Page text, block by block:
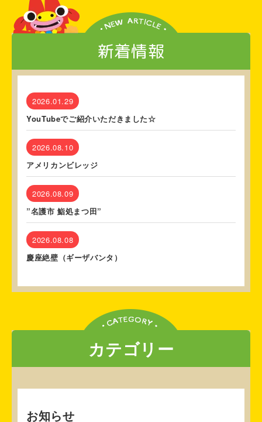
新着情報
2026.01.29
YouTubeでご紹介いただきました☆
2026.08.10
アメリカンビレッジ
2026.08.09
”名護市 鮨処まつ田”
2026.08.08
慶座絶壁（ギーザバンタ）
カテゴリー
お知らせ